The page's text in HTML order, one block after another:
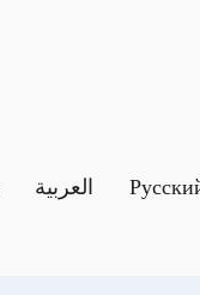
العربية